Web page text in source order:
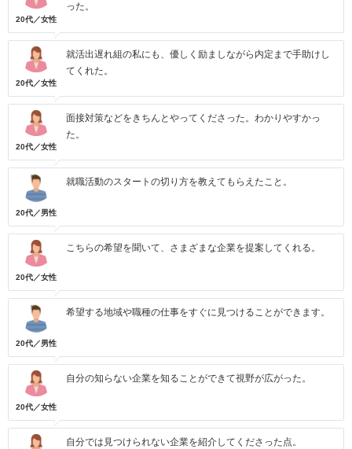
20代／女性
った。
20代／女性
就活出遅れ組の私にも、優しく励ましながら内定まで手助けし
てくれた。
20代／女性
面接対策などをきちんとやってくださった。わかりやすかっ
た。
20代／男性
就職活動のスタートの切り方を教えてもらえたこと。
20代／女性
こちらの希望を聞いて、さまざまな企業を提案してくれる。
20代／男性
希望する地域や職種の仕事をすぐに見つけることができます。
20代／女性
自分の知らない企業を知ることができて視野が広がった。
自分では見つけられない企業を紹介してくださった点。